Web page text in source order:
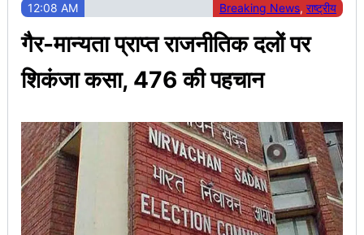
12:08 AM Breaking News, राष्ट्रीय
गैर-मान्यता प्राप्त राजनीतिक दलों पर
शिकंजा कसा, 476 की पहचान